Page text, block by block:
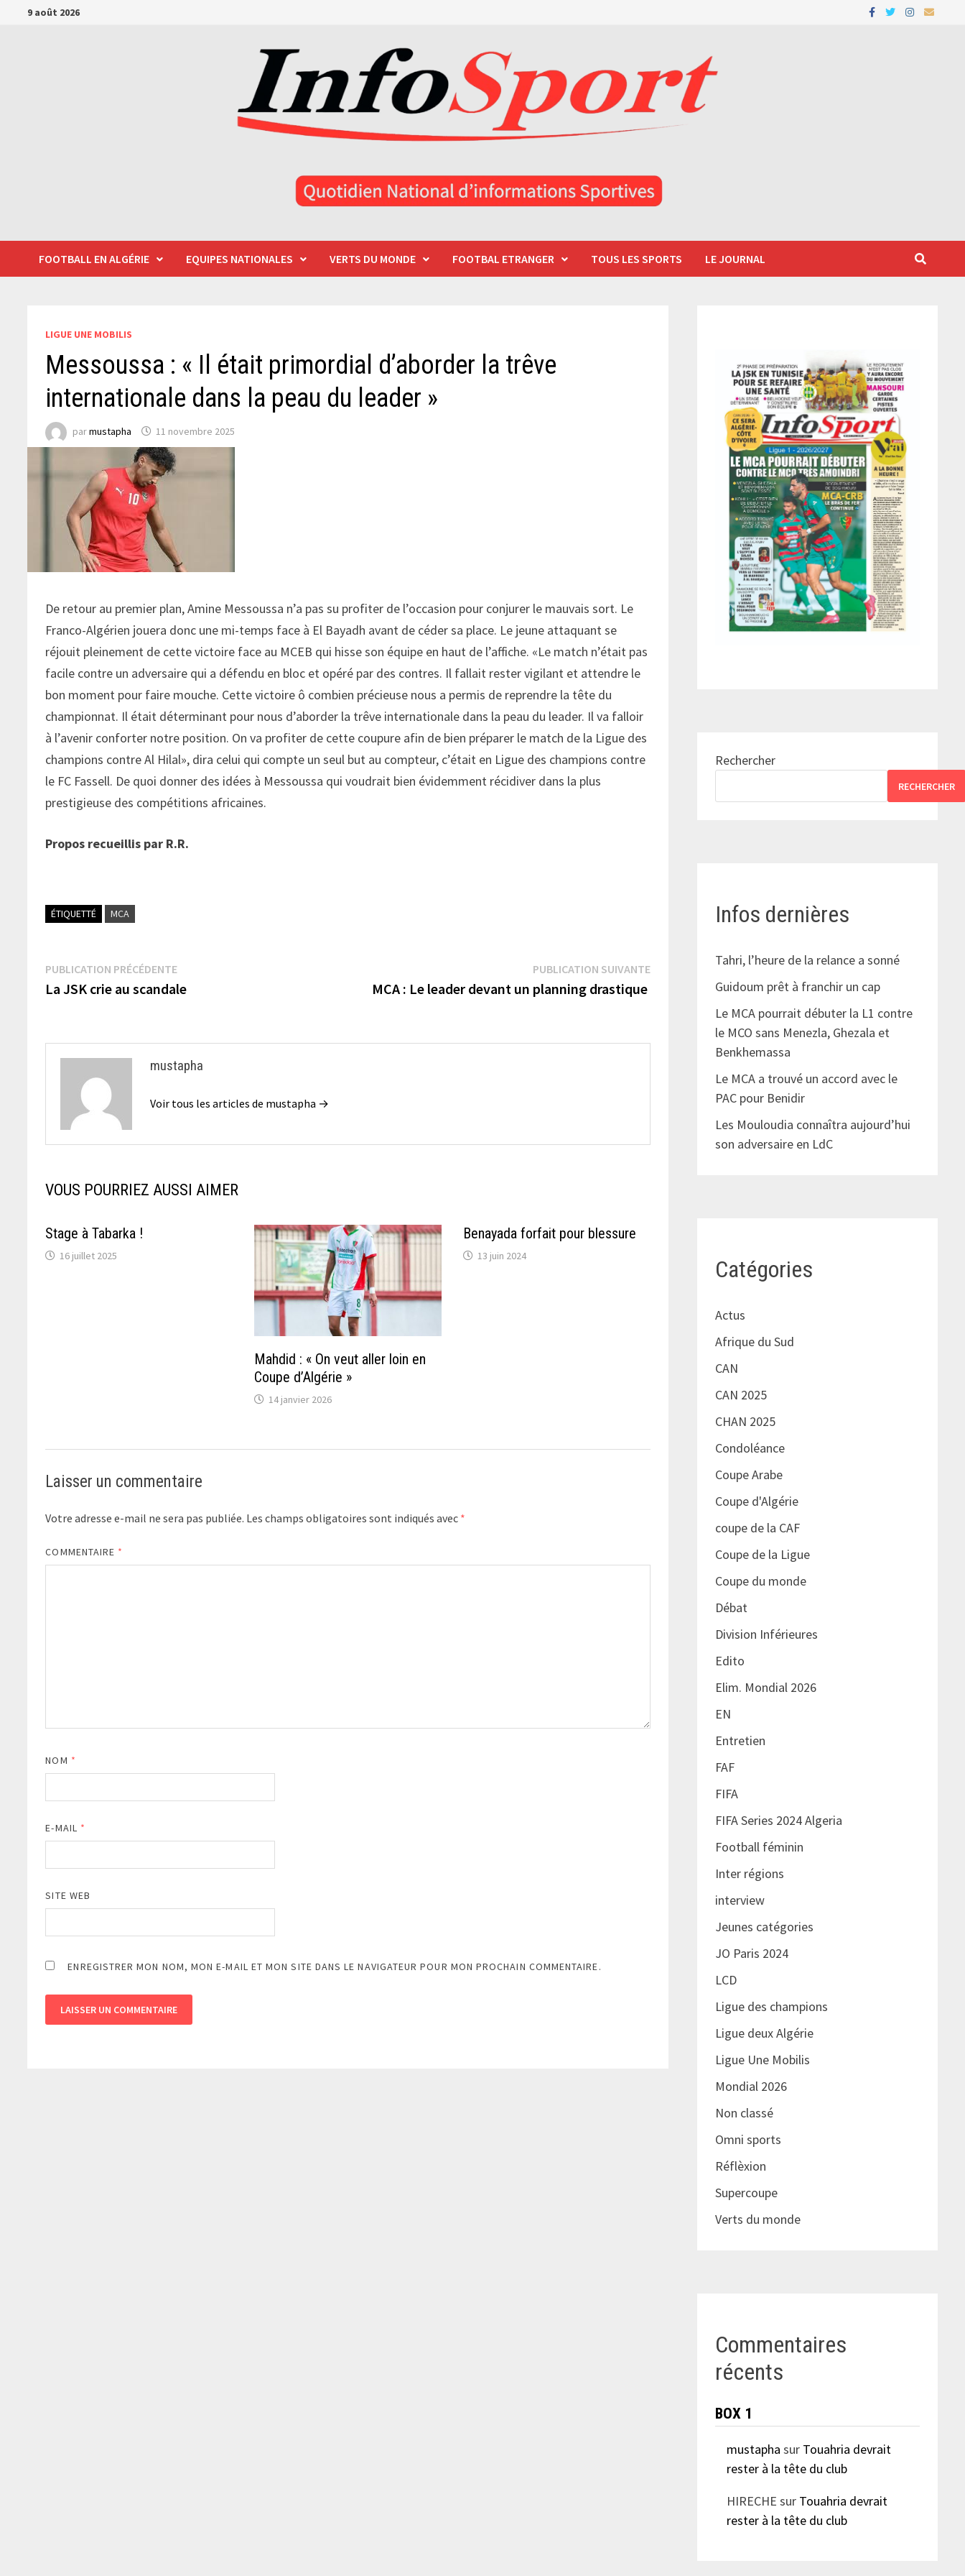
Passer9 août 2026
FOOTBALL EN ALGÉRIE EQUIPES NATIONALES VERTS DU MONDE FOOTBAL ETRANGER TOUS LES SPORTS LE JOURNAL
LIGUE UNE MOBILIS
Messoussa : « Il était primordial d’aborder la trêve
internationale dans la peau du leader »
parmustapha 11 novembre 2025
De retour au premier plan, Amine Messoussa n’a pas su profiter de l’occasion pour conjurer le mauvais sort. Le
Franco-Algérien jouera donc une mi-temps face à El Bayadh avant de céder sa place. Le jeune attaquant se
réjouit pleinement de cette victoire face au MCEB qui hisse son équipe en haut de l’affiche. «Le match n’était pas
facile contre un adversaire qui a défendu en bloc et opéré par des contres. Il fallait rester vigilant et attendre le
bon moment pour faire mouche. Cette victoire ô combien précieuse nous a permis de reprendre la tête du
championnat. Il était déterminant pour nous d’aborder la trêve internationale dans la peau du leader. Il va falloir
à l’avenir conforter notre position. On va profiter de cette coupure afin de bien préparer le match de la Ligue des
champions contre Al Hilal», dira celui qui compte un seul but au compteur, c’était en Ligue des champions contre
le FC Fassell. De quoi donner des idées à Messoussa qui voudrait bien évidemment récidiver dans la plus
prestigieuse des compétitions africaines.
Propos recueillis par R.R.
ÉTIQUETTÉ MCA
Navigation
de
PUBLICATION PRÉCÉDENTEPublication
précédente :
La JSK crie au scandale
PUBLICATION SUIVANTEPublication
MCA : Le leader devant un planning drastique
mustapha
Voir tous les articles de mustapha →
VOUS POURRIEZ AUSSI AIMER
Stage à Tabarka !
16 juillet 2025
Mahdid : « On veut aller loin en
Coupe d’Algérie »
14 janvier 2026
Benayada forfait pour blessure
13 juin 2024
Laisser un commentaire
Votre adresse e-mail ne sera pas publiée. Les champs obligatoires sont indiqués avec *
COMMENTAIRE *
NOM *
E-MAIL *
SITE WEB
ENREGISTRER MON NOM, MON E-MAIL ET MON SITE DANS LE NAVIGATEUR POUR MON PROCHAIN COMMENTAIRE.
Rechercher
RECHERCHER
Infos dernières
Tahri, l’heure de la relance a sonné
Guidoum prêt à franchir un cap
Le MCA pourrait débuter la L1 contre
le MCO sans Menezla, Ghezala et
Benkhemassa
Le MCA a trouvé un accord avec le
PAC pour Benidir
Les Mouloudia connaîtra aujourd’hui
son adversaire en LdC
Catégories
Actus
Afrique du Sud
CAN
CAN 2025
CHAN 2025
Condoléance
Coupe Arabe
Coupe d'Algérie
coupe de la CAF
Coupe de la Ligue
Coupe du monde
Débat
Division Inférieures
Edito
Elim. Mondial 2026
EN
Entretien
FAF
FIFA
FIFA Series 2024 Algeria
Football féminin
Inter régions
interview
Jeunes catégories
JO Paris 2024
LCD
Ligue des champions
Ligue deux Algérie
Ligue Une Mobilis
Mondial 2026
Non classé
Omni sports
Réflèxion
Supercoupe
Verts du monde
Commentaires
récents
BOX 1
mustapha sur Touahria devrait
rester à la tête du club
HIRECHE sur Touahria devrait
rester à la tête du club